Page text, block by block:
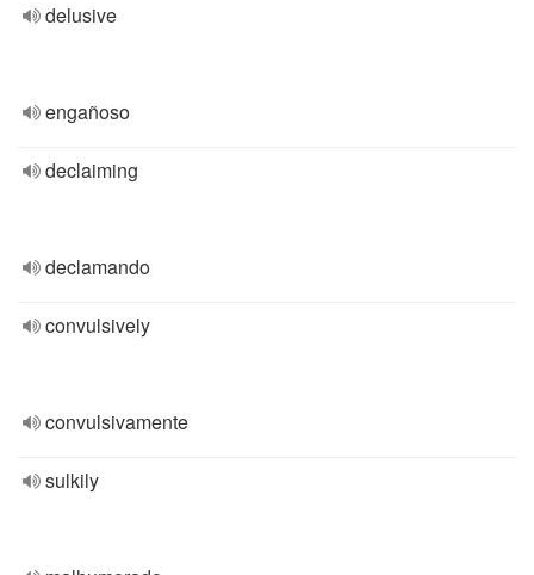
delusive
engañoso
declaiming
declamando
convulsively
convulsivamente
sulkily